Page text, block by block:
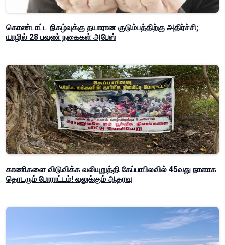
கொண்டாட்ட நிகழ்வுக்கு தயாரான குடும்பத்திற்கு அதிர்ச்சி;
யாழில் 28 பவுண் நகைகள் அபேஸ்
காணிகளை விடுவிக்க வலியுறுத்தி கேப்பாபிலவில் 45வது நாளாக
தொடரும் போராட்டம்! வலுக்கும் ஆதரவு